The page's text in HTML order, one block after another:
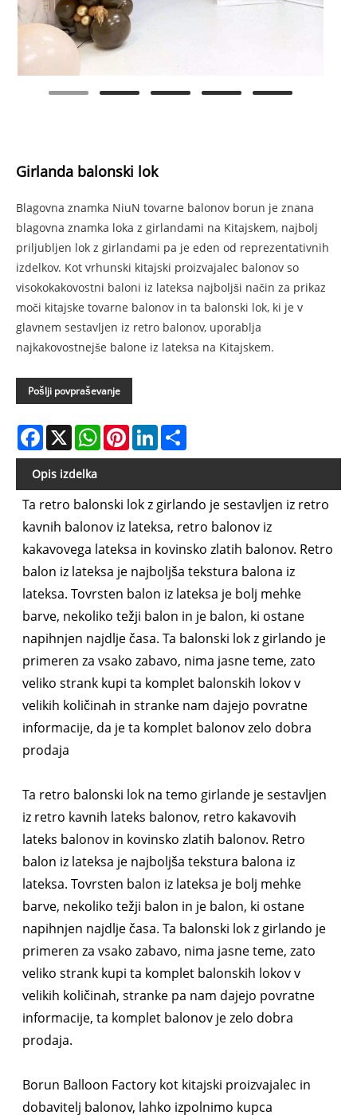
Girlanda balonski lok
Blagovna znamka NiuN tovarne balonov borun je znana
blagovna znamka loka z girlandami na Kitajskem, najbolj
priljubljen lok z girlandami pa je eden od reprezentativnih
izdelkov. Kot vrhunski kitajski proizvajalec balonov so
visokokakovostni baloni iz lateksa najboljši način za prikaz
moči kitajske tovarne balonov in ta balonski lok, ki je v
glavnem sestavljen iz retro balonov, uporablja
najkakovostnejše balone iz lateksa na Kitajskem.
Pošlji povpraševanje
Facebook
X WhatsAppPinterestLinkedIn
Opis izdelka
Ta retro balonski lok z girlando je sestavljen iz retro
kavnih balonov iz lateksa, retro balonov iz
kakavovega lateksa in kovinsko zlatih balonov. Retro
balon iz lateksa je najboljša tekstura balona iz
lateksa. Tovrsten balon iz lateksa je bolj mehke
barve, nekoliko težji balon in je balon, ki ostane
napihnjen najdlje časa. Ta balonski lok z girlando je
primeren za vsako zabavo, nima jasne teme, zato
veliko strank kupi ta komplet balonskih lokov v
velikih količinah in stranke nam dajejo povratne
informacije, da je ta komplet balonov zelo dobra
prodaja
Ta retro balonski lok na temo girlande je sestavljen
iz retro kavnih lateks balonov, retro kakavovih
lateks balonov in kovinsko zlatih balonov. Retro
balon iz lateksa je najboljša tekstura balona iz
lateksa. Tovrsten balon iz lateksa je bolj mehke
barve, nekoliko težji balon in je balon, ki ostane
napihnjen najdlje časa. Ta balonski lok z girlando je
primeren za vsako zabavo, nima jasne teme, zato
veliko strank kupi ta komplet balonskih lokov v
velikih količinah, stranke pa nam dajejo povratne
informacije, ta komplet balonov je zelo dobra
prodaja.
Borun Balloon Factory kot kitajski proizvajalec in
dobavitelj balonov, lahko izpolnimo kupca